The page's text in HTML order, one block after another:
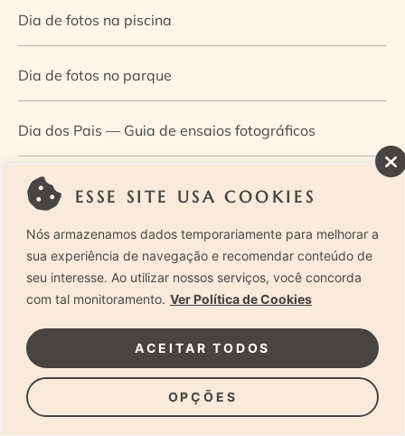
ESSE SITE USA COOKIES
Nós armazenamos dados temporariamente para melhorar a
sua experiência de navegação e recomendar conteúdo de
seu interesse. Ao utilizar nossos serviços, você concorda
com tal monitoramento. Ver Política de Cookies
OPÇÕES
ACEITAR TODOS
Dia de fotos na piscina
Dia de fotos no parque
Dia dos Pais — Guia de ensaios fotográficos
Dia Mundial da Infância: como a fotografia ajuda a
construir a memória e a identidade da criança
Diário de uma grávida e sua pequena
Dica de especialista: como otimizar o fluxo de trabalho
no ensaio newborn?
Dica de especialista: qual o melhor guia de poses para